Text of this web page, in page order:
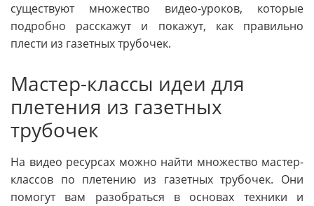
существуют множество видео-уроков, которые
подробно расскажут и покажут, как правильно
плести из газетных трубочек.
Мастер-классы идеи для
плетения из газетных
трубочек
На видео ресурсах можно найти множество мастер-
классов по плетению из газетных трубочек. Они
помогут вам разобраться в основах техники и